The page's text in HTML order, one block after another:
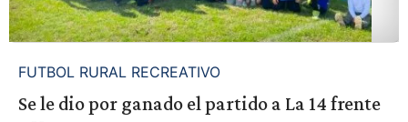
FUTBOL RURAL RECREATIVO
Se le dio por ganado el partido a La 14 frente